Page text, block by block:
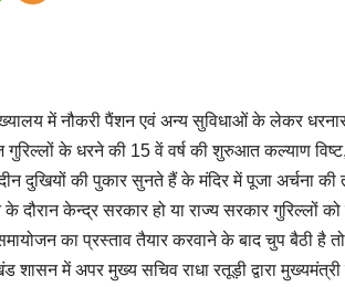
में नौकरी पैंशन एवं अन्य सुविधाओं के लेकर धरनारत
गुरिल्लों के धरने की 15 वें वर्ष की शुरुआत कल्याण
दुखियों की पुकार सुनते हैं के मंदिर में पूजा अर्चना
केन्द्र सरकार हो या राज्य सरकार गुरिल्लों
का प्रस्ताव तैयार करवाने के बाद चुप बैठी है
शासन में अपर मुख्य सचिव राधा रतूड़ी द्वारा